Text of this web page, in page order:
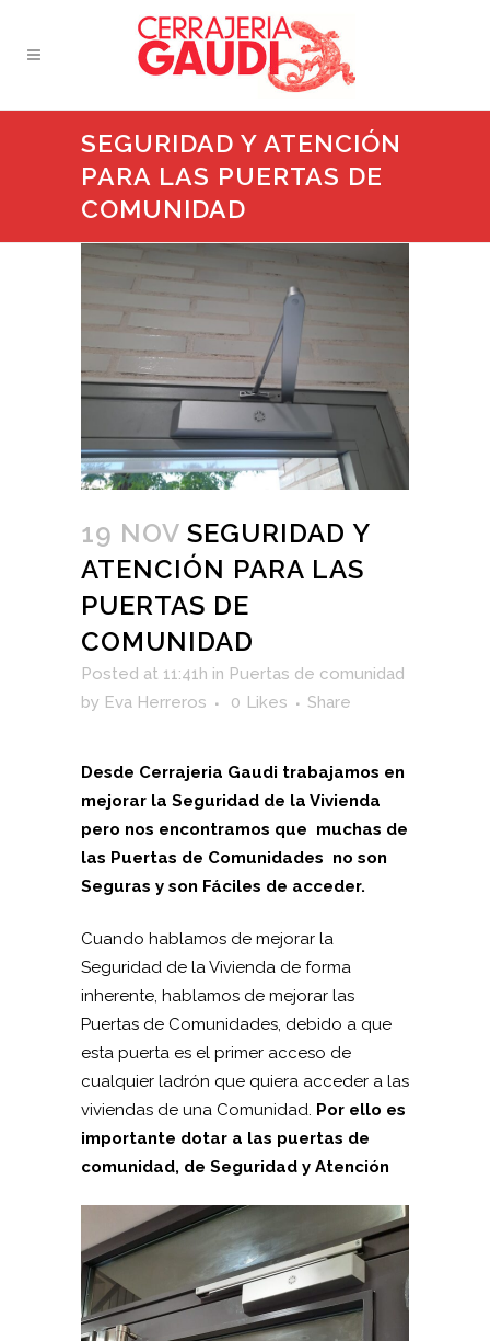
SEGURIDAD Y ATENCIÓN
PARA LAS PUERTAS DE
COMUNIDAD
19 NOV SEGURIDAD Y
ATENCIÓN PARA LAS
PUERTAS DE
COMUNIDAD
Posted at 11:41h in Puertas de comunidad
by Eva Herreros 0 Likes Share
Desde Cerrajeria Gaudi trabajamos en
mejorar la Seguridad de la Vivienda
pero nos encontramos que muchas de
las Puertas de Comunidades no son
Seguras y son Fáciles de acceder.
Cuando hablamos de mejorar la
Seguridad de la Vivienda de forma
inherente, hablamos de mejorar las
Puertas de Comunidades, debido a que
esta puerta es el primer acceso de
cualquier ladrón que quiera acceder a las
viviendas de una Comunidad. Por ello es
importante dotar a las puertas de
comunidad, de Seguridad y Atención